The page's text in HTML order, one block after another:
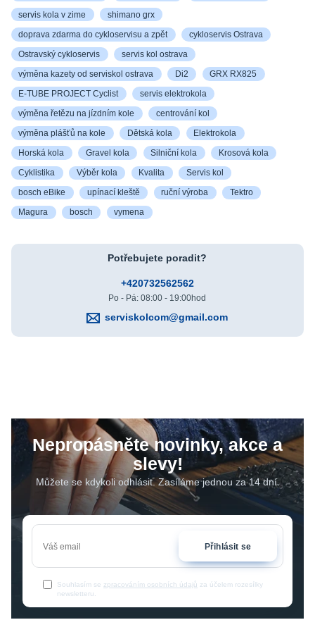
servis kola v zime shimano grx
doprava zdarma do cykloservisu a zpět cykloservis Ostrava
Ostravský cykloservis servis kol ostrava
výměna kazety od serviskol ostrava Di2 GRX RX825
E-TUBE PROJECT Cyclist servis elektrokola
výměna řetězu na jízdním kole centrování kol
výměna plášťů na kole Dětská kola Elektrokola
Horská kola Gravel kola Silniční kola Krosová kola
Cyklistika Výběr kola Kvalita Servis kol
bosch eBike upínací kleště ruční výroba Tektro
Magura bosch vymena
Potřebujete poradit?
+420732562562
Po - Pá: 08:00 - 19:00hod
serviskolcom@gmail.com
Nepropásněte novinky, akce a
slevy!
Můžete se kdykoli odhlásit. Zasíláme jednou za 14 dní.
Přihlásit se
Souhlasím se zpracováním osobních údajů za účelem rozesílky
newsletteru.